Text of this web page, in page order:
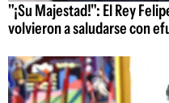
"¡Su Majestad!": El Rey
volvieron a saludarse con